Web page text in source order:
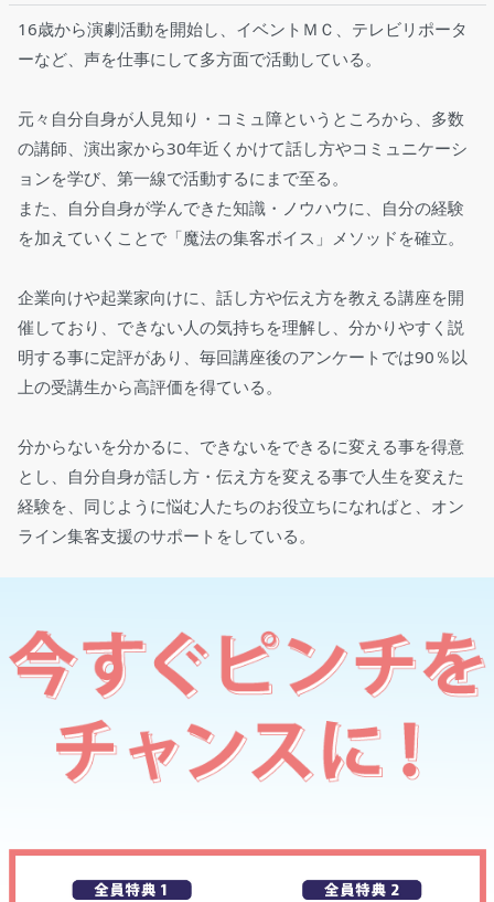
16歳から演劇活動を開始し、イベントＭＣ、テレビリポータ
ーなど、声を仕事にして多方面で活動している。
元々自分自身が人見知り・コミュ障というところから、多数
の講師、演出家から30年近くかけて話し方やコミュニケーシ
ョンを学び、第一線で活動するにまで至る。
また、自分自身が学んできた知識・ノウハウに、自分の経験
を加えていくことで「魔法の集客ボイス」メソッドを確立。
企業向けや起業家向けに、話し方や伝え方を教える講座を開
催しており、できない人の気持ちを理解し、分かりやすく説
明する事に定評があり、毎回講座後のアンケートでは90％以
上の受講生から高評価を得ている。
分からないを分かるに、できないをできるに変える事を得意
とし、自分自身が話し方・伝え方を変える事で人生を変えた
経験を、同じように悩む人たちのお役立ちになればと、オン
ライン集客支援のサポートをしている。